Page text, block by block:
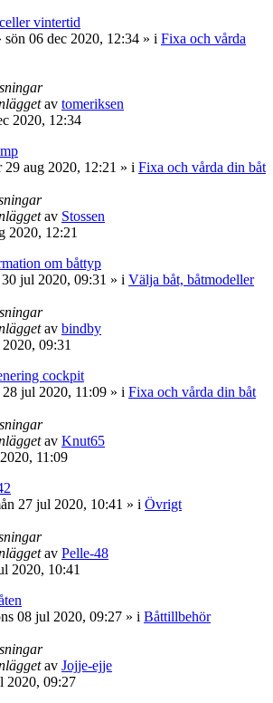
vintertid
sön 06 dec 2020, 12:34 » i Fixa och vårda
av tomeriksen
2020, 12:34
29 aug 2020, 12:21 » i Fixa och vårda din båt
av Stossen
2020, 12:21
om båttyp
jul 2020, 09:31 » i Välja båt, båtmodeller
av bindby
09:31
cockpit
28 jul 2020, 11:09 » i Fixa och vårda din båt
av Knut65
11:09
27 jul 2020, 10:41 » i Övrigt
av Pelle-48
2020, 10:41
08 jul 2020, 09:27 » i Båttillbehör
av Jojje-ejje
2020, 09:27